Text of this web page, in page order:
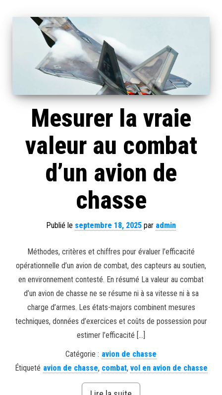
Mesurer la vraie
valeur au combat
d’un avion de
chasse
Publié le septembre 18, 2025 par admin
Méthodes, critères et chiffres pour évaluer l’efficacité
opérationnelle d’un avion de combat, des capteurs au soutien,
en environnement contesté. En résumé La valeur au combat
d’un avion de chasse ne se résume ni à sa vitesse ni à sa
charge d’armes. Les états-majors combinent mesures
techniques, données d’exercices et coûts de possession pour
estimer l’efficacité […]
Catégorie : avion de chasse
Étiqueté avion de chasse, combat, vol en avion de chasse